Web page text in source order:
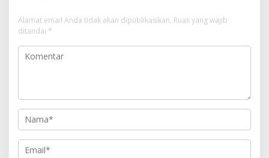
i
p
o
Alamat email Anda tidak akan dipublikasikan. Ruas yang wajib
ditandai *